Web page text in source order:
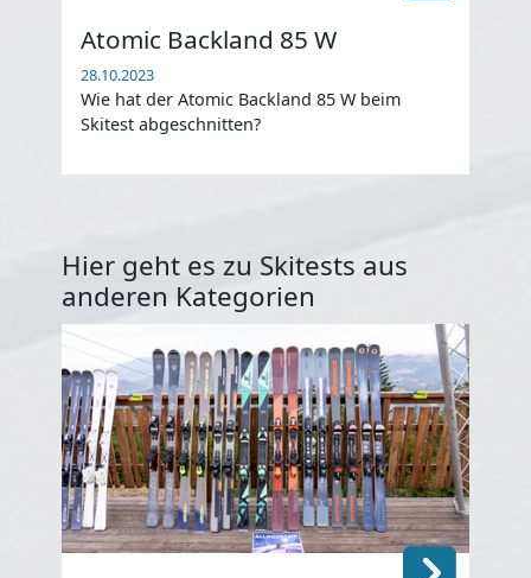
Atomic Backland 85 W
28.10.2023
Wie hat der Atomic Backland 85 W beim
Skitest abgeschnitten?
Hier geht es zu Skitests aus
anderen Kategorien